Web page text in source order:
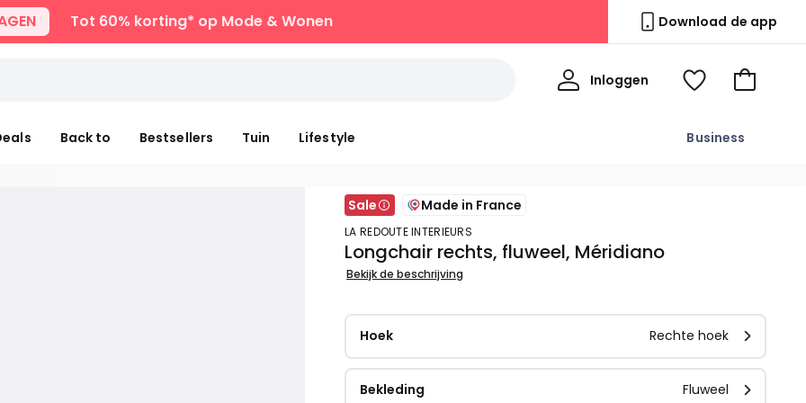
Tot 60% korting* op Mode & Wonen Download de app
Back to Bestsellers Tuin Lifestyle Business
Inloggen
Mijn
Kijk
Naar
Sale Made in France
LA REDOUTE INTERIEURS
Longchair rechts, fluweel, Méridiano
Bekijk de beschrijving
Hoek Rechte hoek
Bekleding Fluweel